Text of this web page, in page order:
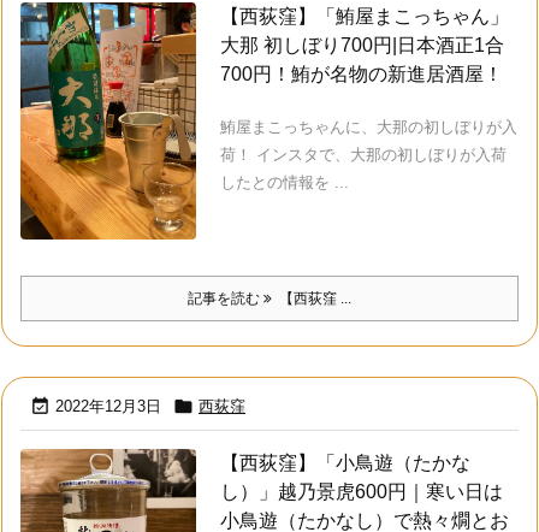
【西荻窪】「鮪屋まこっちゃん」
大那 初しぼり700円|日本酒正1合
700円！鮪が名物の新進居酒屋！
鮪屋まこっちゃんに、大那の初しぼりが入
荷！ インスタで、大那の初しぼりが入荷
したとの情報を ...
記事を読む 【西荻窪 ...
 2022年12月3日  西荻窪
【西荻窪】「小鳥遊（たかな
し）」越乃景虎600円｜寒い日は
小鳥遊（たかなし）で熱々燗とお